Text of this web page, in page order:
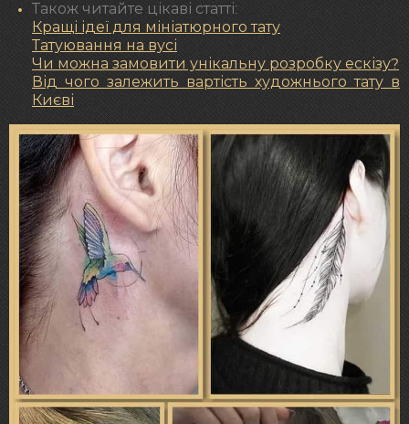
Також читайте цікаві статті:
Кращі ідеї для мініатюрного тату
Татуювання на вусі
Чи можна замовити унікальну розробку ескізу?
Від чого залежить вартість художнього тату в
Києві